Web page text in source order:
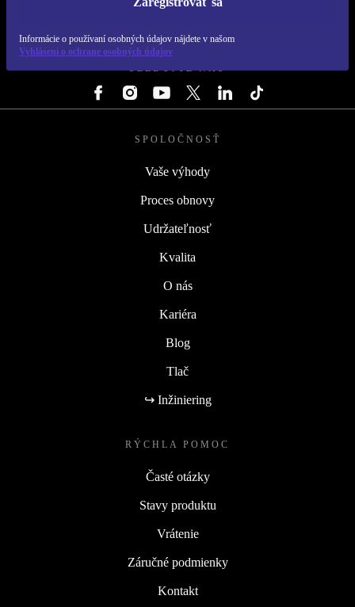
Informácie o používaní osobných údajov nájdete v našom
Vyhlásení o ochrane osobných údajov
SLEDUJTE NÁS
SPOLOČNOSŤ
Vaše výhody
Proces obnovy
Udržateľnosť
Kvalita
O nás
Kariéra
Blog
Tlač
↪ Inžiniering
RÝCHLA POMOC
Časté otázky
Stavy produktu
Vrátenie
Záručné podmienky
Kontakt